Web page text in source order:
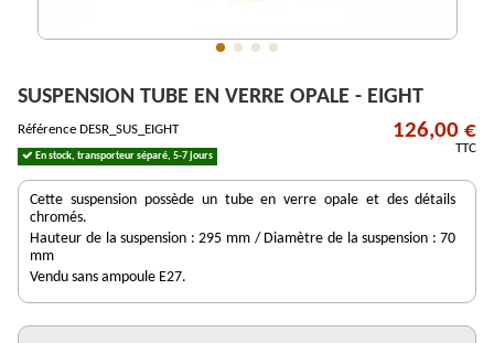
SUSPENSION TUBE EN VERRE OPALE - EIGHT
Référence DESR_SUS_EIGHT
En stock, transporteur séparé, 5-7 jours
126,00 €
TTC
Cette suspension possède un tube en verre opale et des détails
chromés.
Hauteur de la suspension : 295 mm / Diamètre de la suspension : 70
mm
Vendu sans ampoule E27.